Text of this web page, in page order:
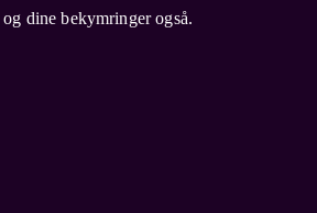
dine bekymringer også.